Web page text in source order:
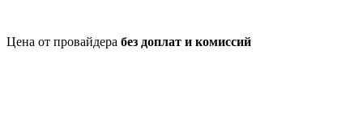
Цена от провайдера без доплат и комиссий